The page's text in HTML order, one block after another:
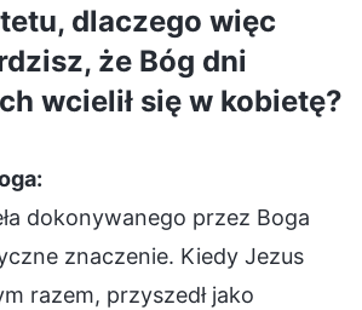
dlaczego więc
że Bóg dni
wcielił się w kobietę?
dokonywanego przez Boga
znaczenie. Kiedy Jezus
razem, przyszedł jako